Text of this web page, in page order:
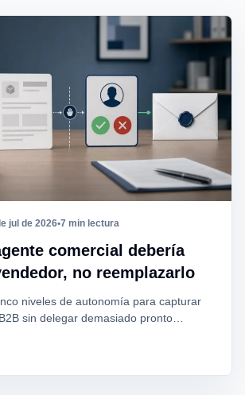
jul de 2026•7 min lectura
comercial debería
no reemplazarlo
niveles de autonomía para capturar
sin delegar demasiado pronto